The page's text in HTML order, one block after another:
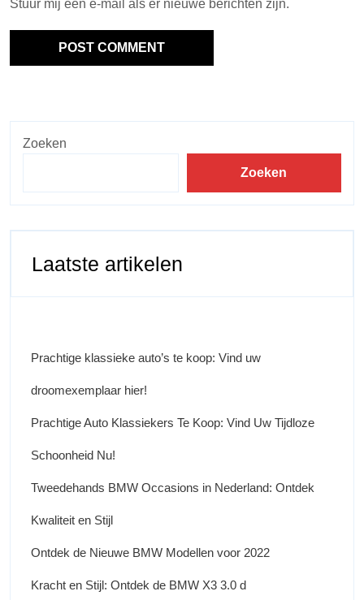
Stuur mij een e-mail als er nieuwe berichten zijn.
Zoeken
Zoeken
Laatste artikelen
Prachtige klassieke auto’s te koop: Vind uw
droomexemplaar hier!
Prachtige Auto Klassiekers Te Koop: Vind Uw Tijdloze
Schoonheid Nu!
Tweedehands BMW Occasions in Nederland: Ontdek
Kwaliteit en Stijl
Ontdek de Nieuwe BMW Modellen voor 2022
Kracht en Stijl: Ontdek de BMW X3 3.0 d